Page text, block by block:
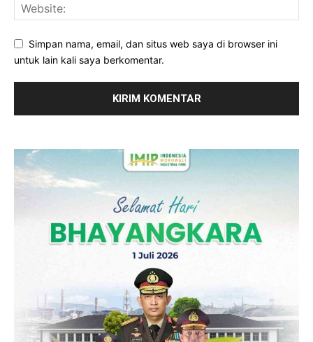
Simpan nama, email, dan situs web saya di browser ini
untuk lain kali saya berkomentar.